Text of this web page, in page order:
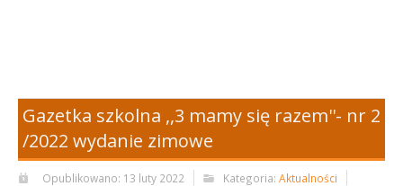
Gazetka szkolna ,,3 mamy się razem''- nr 2
/2022 wydanie zimowe
Opublikowano: 13 luty 2022 Kategoria: Aktualności